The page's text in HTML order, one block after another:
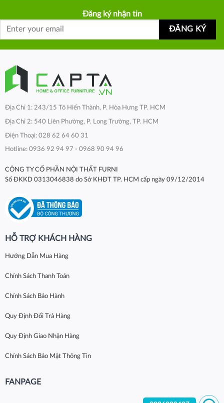
Đăng ký nhận tin
Địa Chỉ 1: 243/15 Tô Hiến Thành, P. Hòa Hưng TP. HCM
Địa Chỉ 2: 540 Liên Phường, P. Long Trường, TP. HCM
Điện Thoại: 028 62 64 60 31
Hotline: 0936 92 94 97 - 0968 90 94 96
CÔNG TY CỔ PHẦN NỘI THẤT FURNI
Số ĐKKD 0313046838 do Sở KHĐT TP. HCM cấp ngày 09/12/2014
HỖ TRỢ KHÁCH HÀNG
Hướng Dẫn Mua Hàng
Chính Sách Thanh Toán
Chính Sách Bảo Hành
Quy Định Đổi Trả Hàng
Quy Định Giao Nhận Hàng
Chính Sách Bảo Mật Thông Tin
FANPAGE